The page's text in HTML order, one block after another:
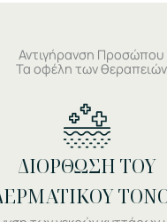
Αντιγήρανση Προσώπου
Τα οφέλη των θεραπειών
ΔΙΟΡΘΩΣΗ ΤΟΥ